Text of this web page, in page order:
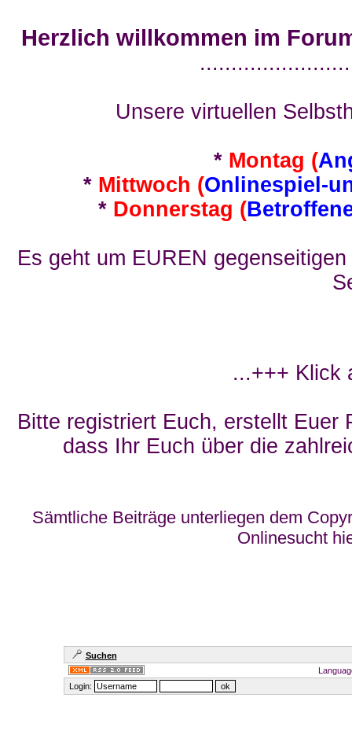
Herzlich willkommen im
Unsere virtuellen
* Montag (
* Mittwoch (Onlinespiel-
* Donnerstag (
Es geht um EUREN
...+++ Klick
Bitte registriert Euch, erstellt Euer
dass Ihr Euch über die
Sämtliche Beiträge unterliegen dem
Onlinesucht
Suchen
Login: